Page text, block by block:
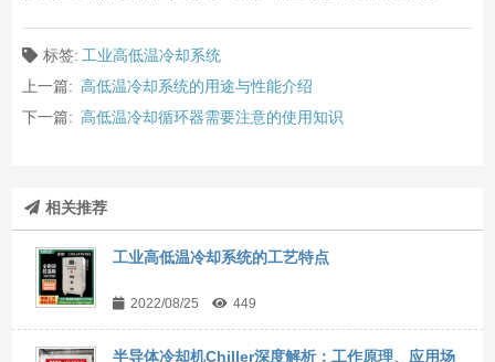
标签: 工业高低温冷却系统
上一篇: 高低温冷却系统的用途与性能介绍
下一篇: 高低温冷却循环器需要注意的使用知识
相关推荐
工业高低温冷却系统的工艺特点
2022/08/25 449
半导体冷却机Chiller深度解析：工作原理、应用场